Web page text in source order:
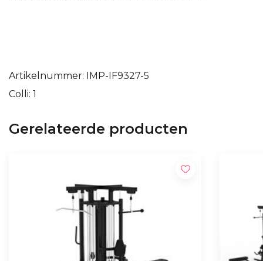
Artikelnummer: IMP-IF9327-5
Colli: 1
Gerelateerde producten